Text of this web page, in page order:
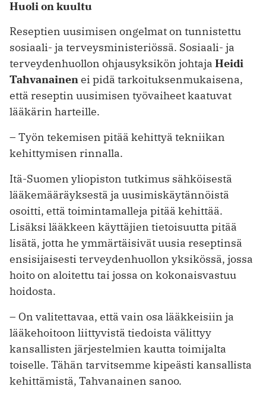
Huoli on kuultu
Reseptien uusimisen ongelmat on tunnistettu
sosiaali- ja terveysministeriössä. Sosiaali- ja
terveydenhuollon ohjausyksikön johtaja Heidi
Tahvanainenei pidä tarkoituksenmukaisena,
että ­reseptin uusimisen työvaiheet kaatuvat
lääkärin harteille.
– Työn tekemisen pitää kehittyä tekniikan
kehittymisen rinnalla.
Itä-Suomen yliopiston tutkimus sähköisestä
lääkemääräyksestä ja uusimiskäytännöistä
osoitti, että toimintamalleja pitää kehittää.
Lisäksi lääkkeen käyttäjien tietoisuutta pitää
lisätä, jotta he ymmärtäisivät uusia reseptinsä
ensisijaisesti terveydenhuollon yksikössä, jossa
hoito on aloitettu tai jossa on kokonaisvastuu
hoidosta.
– On valitettavaa, että vain osa lääkkeisiin ja
lääkehoitoon liittyvistä tiedoista välittyy
kansallisten järjestelmien kautta toimijalta
toiselle. Tähän tarvitsemme kipeästi kansallista
kehittämistä, Tahvanainen sanoo.